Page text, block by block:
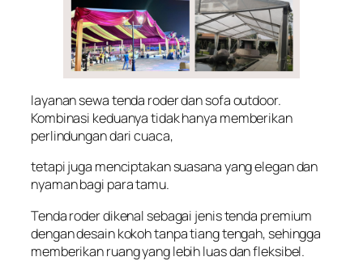
layanan sewa tenda roder dan sofa outdoor.
Kombinasi keduanya tidak hanya memberikan
perlindungan dari cuaca,
tetapi juga menciptakan suasana yang elegan dan
nyaman bagi para tamu.
Tenda roder dikenal sebagai jenis tenda premium
dengan desain kokoh tanpa tiang tengah, sehingga
memberikan ruang yang lebih luas dan fleksibel.